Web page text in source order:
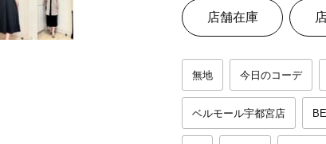
店舗在庫
無地 今日のコーデ
ベルモール宇都宮店